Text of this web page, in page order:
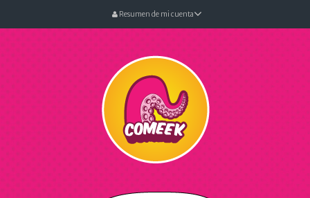
Resumen de mi cuenta